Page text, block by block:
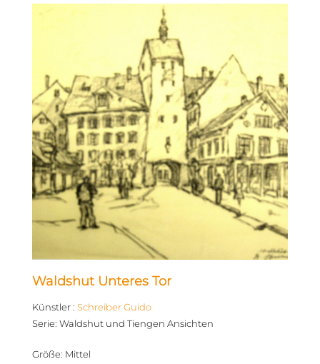
Waldshut Unteres Tor
Künstler: Schreiber Guido
Serie: Waldshut und Tiengen Ansichten
Größe: Mittel